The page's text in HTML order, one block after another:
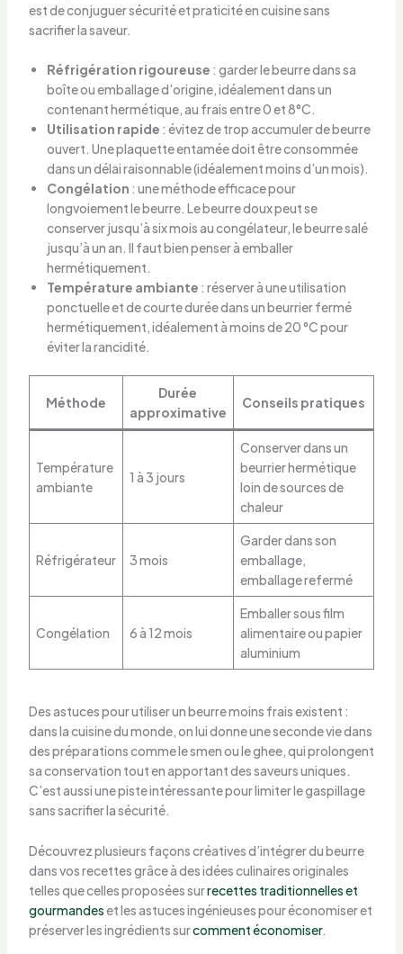
est de conjuguer sécurité et praticité en cuisine sans
sacrifier la saveur.
Réfrigération rigoureuse : garder le beurre dans sa
boîte ou emballage d’origine, idéalement dans un
contenant hermétique, au frais entre 0 et 8°C.
Utilisation rapide : évitez de trop accumuler de beurre
ouvert. Une plaquette entamée doit être consommée
dans un délai raisonnable (idéalement moins d’un mois).
Congélation : une méthode efficace pour
longvoiement le beurre. Le beurre doux peut se
conserver jusqu’à six mois au congélateur, le beurre salé
jusqu’à un an. Il faut bien penser à emballer
hermétiquement.
Température ambiante : réserver à une utilisation
ponctuelle et de courte durée dans un beurrier fermé
hermétiquement, idéalement à moins de 20 °C pour
éviter la rancidité.
Méthode
Durée
approximative
Conseils pratiques
Température
ambiante
1 à 3 jours
Conserver dans un
beurrier hermétique
loin de sources de
chaleur
Réfrigérateur 3 mois
Garder dans son
emballage,
emballage refermé
Congélation 6 à 12 mois
Emballer sous film
alimentaire ou papier
aluminium
Des astuces pour utiliser un beurre moins frais existent :
dans la cuisine du monde, on lui donne une seconde vie dans
des préparations comme le smen ou le ghee, qui prolongent
sa conservation tout en apportant des saveurs uniques.
C’est aussi une piste intéressante pour limiter le gaspillage
sans sacrifier la sécurité.
Découvrez plusieurs façons créatives d’intégrer du beurre
dans vos recettes grâce à des idées culinaires originales
telles que celles proposées surrecettes traditionnelles et
gourmandeset les astuces ingénieuses pour économiser et
préserver les ingrédients surcomment économiser.